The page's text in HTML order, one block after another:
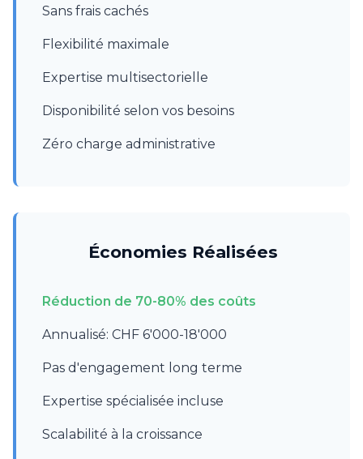
Sans frais cachés
Flexibilité maximale
Expertise multisectorielle
Disponibilité selon vos besoins
Zéro charge administrative
Économies Réalisées
Réduction de 70-80% des coûts
Annualisé: CHF 6'000-18'000
Pas d'engagement long terme
Expertise spécialisée incluse
Scalabilité à la croissance